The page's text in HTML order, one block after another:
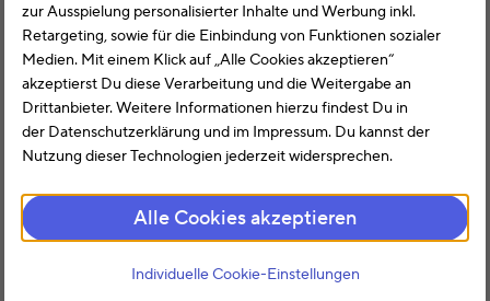
zur Ausspielung personalisierter Inhalte und Werbung inkl.
Retargeting, sowie für die Einbindung von Funktionen sozialer
Medien. Mit einem Klick auf „Alle Cookies akzeptieren“
akzeptierst Du diese Verarbeitung und die Weitergabe an
Drittanbieter. Weitere Informationen hierzu findest Du in
der Datenschutzerklärung und im Impressum. Du kannst der
Nutzung dieser Technologien jederzeit widersprechen.
Alle Cookies akzeptieren
Individuelle Cookie-Einstellungen
Jetzt starten!
Spar Zeit: Einnahmen, Ausgaben und Belege aus Lexware
Office einfach in smartsteuer übertragen.